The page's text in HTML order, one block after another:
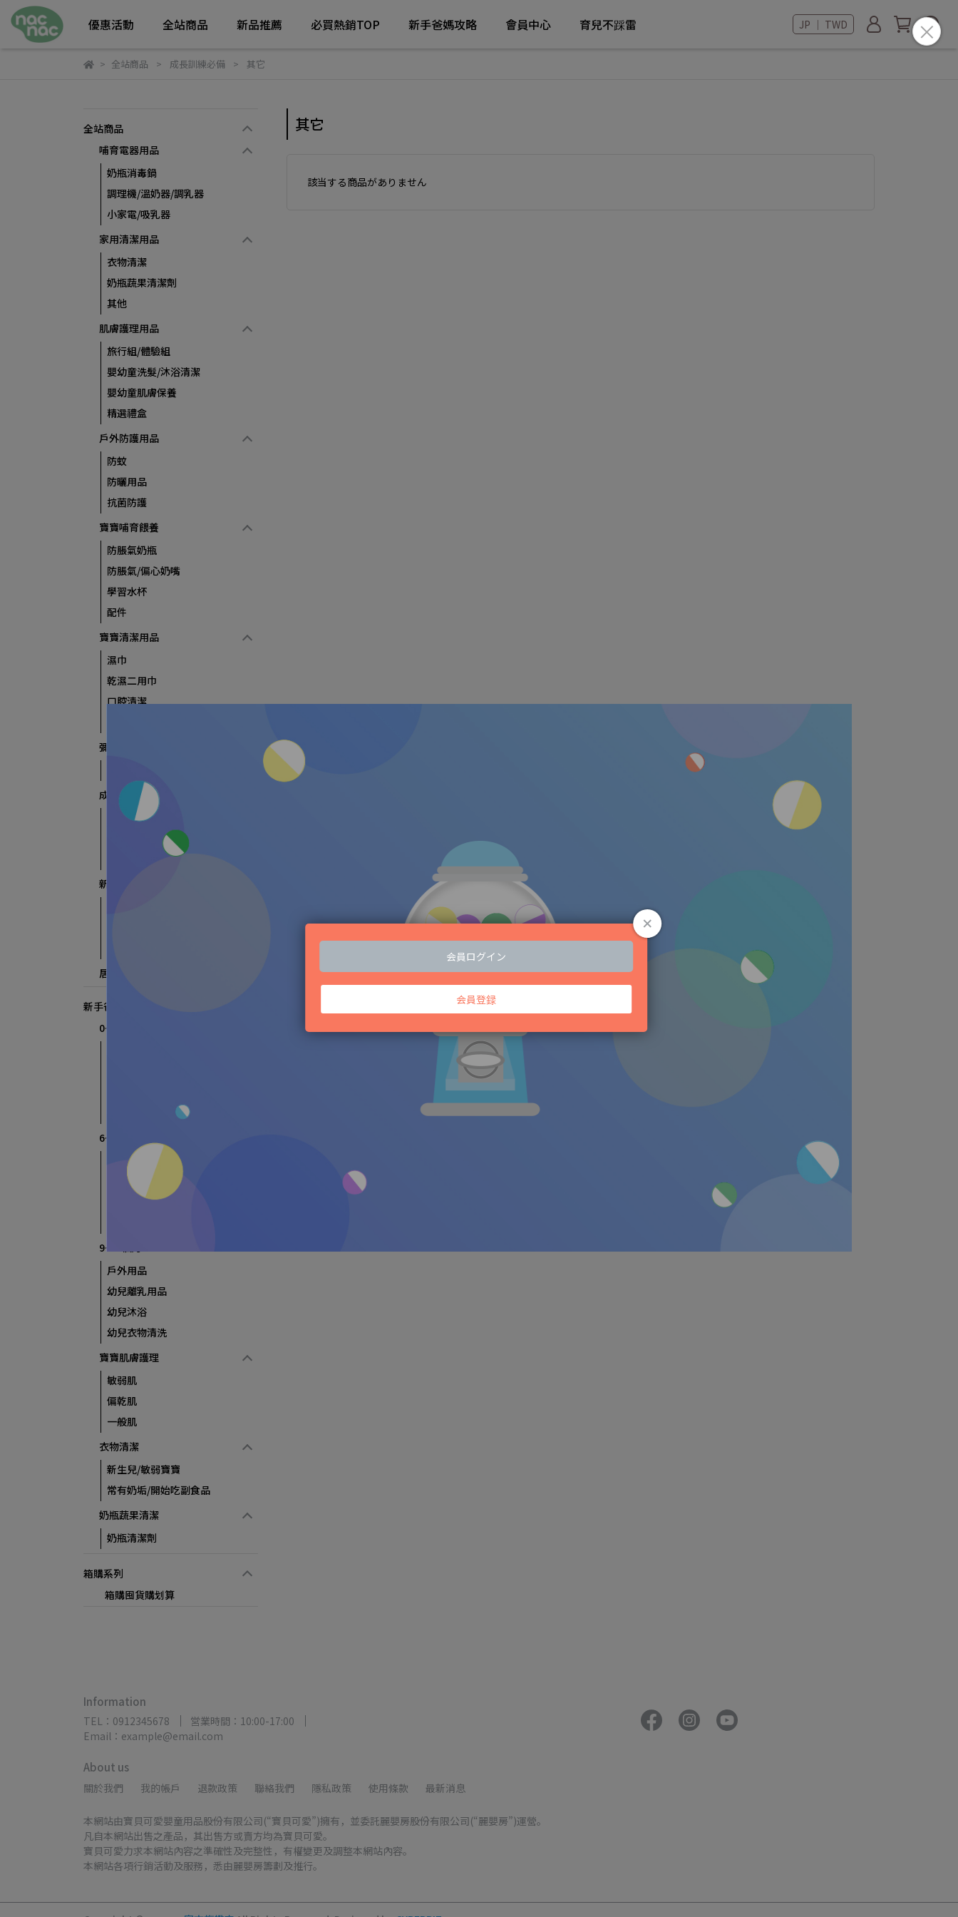
優惠活動 全站商品 新品推薦 必買熱銷TOP 新手爸媽攻略 會員中心 育兒不踩雷 JP ｜ TWD
全站商品 成長訓練必備 其它
全站商品
哺育電器用品
奶瓶消毒鍋
調理機/溫奶器/調乳器
小家電/吸乳器
家用清潔用品
衣物清潔
奶瓶蔬果清潔劑
其他
肌膚護理用品
旅行組/體驗組
嬰幼童洗髮/沐浴清潔
嬰幼童肌膚保養
精選禮盒
戶外防護用品
防蚊
防曬用品
抗菌防護
寶寶哺育餵養
防脹氣奶瓶
防脹氣/偏心奶嘴
學習水杯
配件
寶寶清潔用品
濕巾
乾濕二用巾
口腔清潔
彌月送好禮
成長訓練必備
餐具/碗盤/圍兜
新手媽媽神裝備
居家/外出必備
新手爸媽攻略
0~3個月
新生兒衣物清洗
6~9個月
戶外用品
嬰兒哺育用品
嬰兒沐浴
9~12個月
戶外用品
幼兒離乳用品
幼兒沐浴
幼兒衣物清洗
寶寶肌膚護理
敏弱肌
偏乾肌
一般肌
衣物清潔
新生兒/敏弱寶寶
常有奶垢/開始吃副食品
奶瓶蔬果清潔
奶瓶清潔劑
箱購系列
箱購囤貨購划算
其它
該当する商品がありません
Information
TEL：0912345678
営業時間：10:00-17:00
Email：example@email.com
About us
關於我們 我的帳戶 退款政策 聯絡我們 隱私政策 使用條款 最新消息
本網站由寶貝可愛嬰童用品股份有限公司(“寶貝可愛”)擁有，並委託麗嬰房股份有限公司(“麗嬰房”)運營。
凡自本網站出售之產品，其出售方或賣方均為寶貝可愛。
寶貝可愛力求本網站內容之準確性及完整性，有權變更及調整本網站內容。
本網站各項行銷活動及服務，悉由麗嬰房籌劃及推行。